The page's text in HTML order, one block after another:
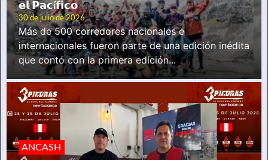
𝗲𝗹 𝗣𝗮𝗰í𝗳𝗶𝗰𝗼
30 de julio de 2026
Más de 500 corredores nacionales e
internacionales fueron parte de una edición inédita
que contó con la primera edición...
ANCASH